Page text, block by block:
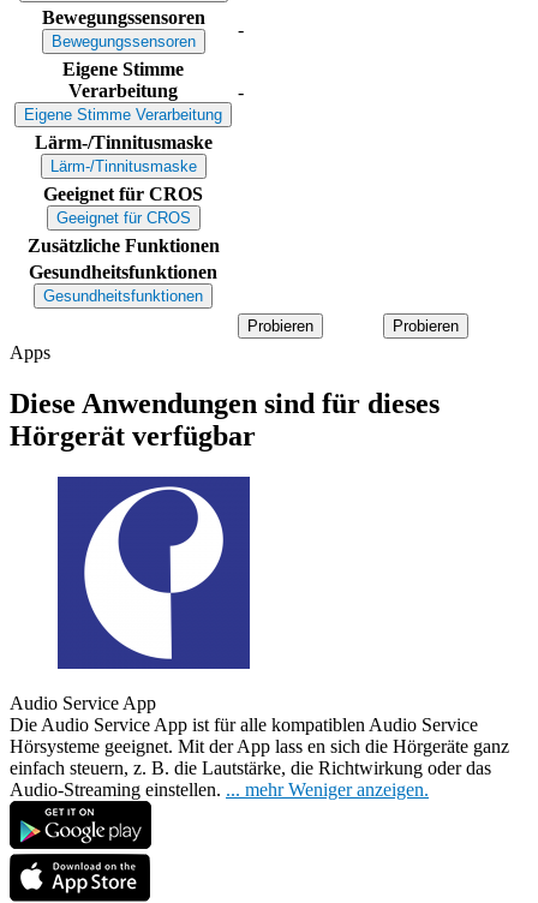
Bewegungssensoren
Bewegungssensoren
-
Eigene Stimme
Verarbeitung
Eigene Stimme Verarbeitung
-
Lärm-/Tinnitusmaske
Lärm-/Tinnitusmaske
Geeignet für CROS
Geeignet für CROS
Zusätzliche Funktionen
Gesundheitsfunktionen
Gesundheitsfunktionen
Probieren
Probieren
Apps
Diese Anwendungen sind für dieses
Hörgerät verfügbar
Audio Service App
Die Audio Service App ist für alle kompatiblen Audio Service
Hörsysteme geeignet. Mit der App lass en sich die Hörgeräte ganz
einfach steuern, z. B. die Lautstärke, die Richtwirkung oder das
Audio-Streaming einstellen. ... mehr Weniger anzeigen.